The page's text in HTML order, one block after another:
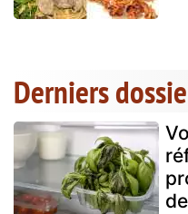
Derniers